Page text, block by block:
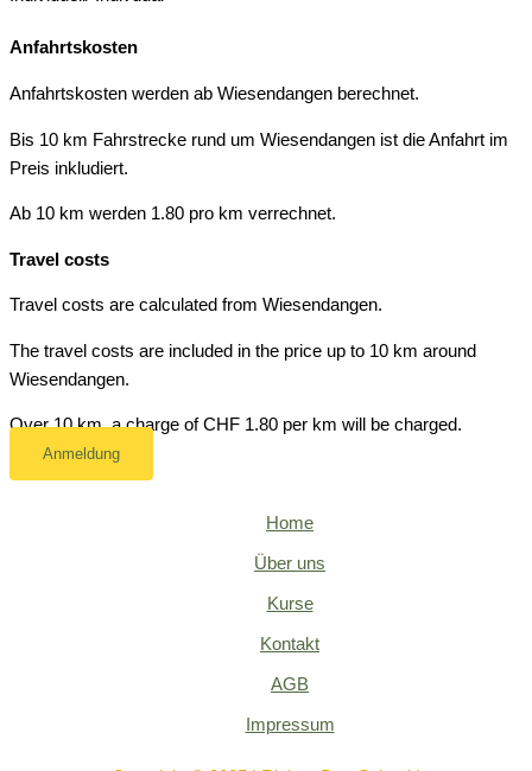
Anfahrtskosten
Anfahrtskosten werden ab Wiesendangen berechnet.
Bis 10 km Fahrstrecke rund um Wiesendangen ist die Anfahrt im
Preis inkludiert.
Ab 10 km werden 1.80 pro km verrechnet.
Travel costs
Travel costs are calculated from Wiesendangen.
The travel costs are included in the price up to 10 km around
Wiesendangen.
Over 10 km, a charge of CHF 1.80 per km will be charged.
Anmeldung
Home
Über uns
Kurse
Kontakt
AGB
Impressum